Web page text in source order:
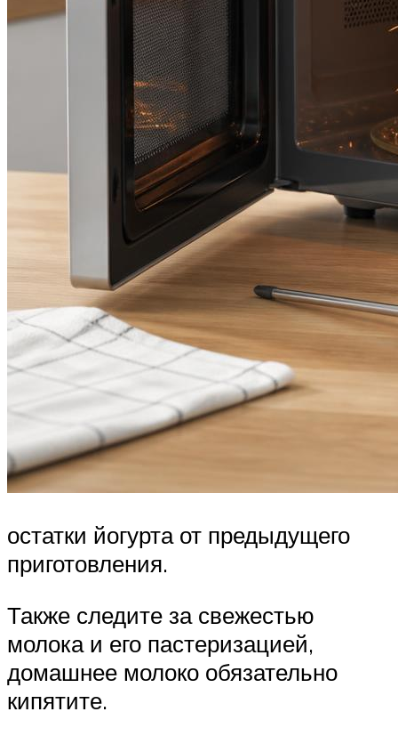
остатки йогурта от предыдущего
приготовления.
Также следите за свежестью
молока и его пастеризацией,
домашнее молоко обязательно
кипятите.